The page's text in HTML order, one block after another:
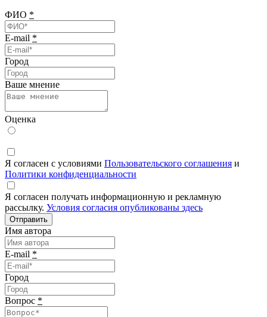
ФИО *
E-mail *
Город
Ваше мнение
Оценка
Я согласен с условиями Пользовательского соглашения и
Политики конфиденциальности
Я согласен получать информационную и рекламную
рассылку. Условия согласия опубликованы здесь
Отправить
Имя автора
E-mail *
Город
Вопрос *